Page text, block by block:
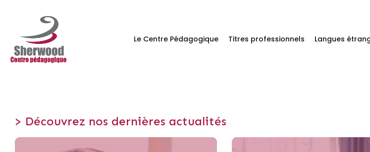
Le Centre Pédagogique Titres professionnels Langues
> Découvrez nos dernières actualités